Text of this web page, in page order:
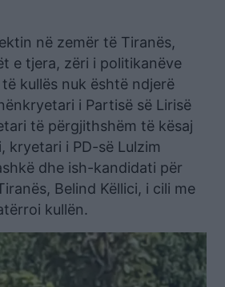
në zemër të Tiranës,
e tjera, zëri i politikanëve
kullës nuk është ndjerë
i Partisë së Lirisë
të përgjithshëm të kësaj
kryetari i PD-së Lulzim
dhe ish-kandidati për
Belind Këllici, i cili me
kullën.